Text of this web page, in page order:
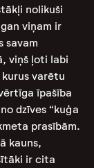
nolikuši
viņam ir
savam
viņš ļoti labi
varētu
īpašība
dzīves “kuģa
prasībām.
kauns,
ir cita